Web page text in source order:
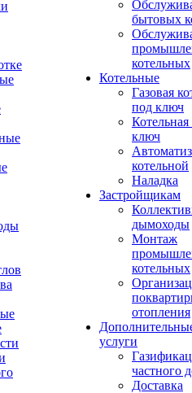
бытовых
котельных
Котельные
Газовая
под ключ
ключ
котельной
Наладка
Застройщикам
дымоходы
Монтаж
котельных
отопления
услуги
частного
Доставка